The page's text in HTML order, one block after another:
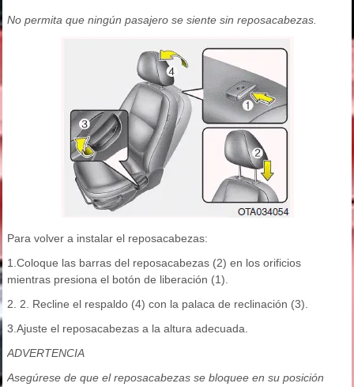
No permita que ningún pasajero se siente sin reposacabezas.
Para volver a instalar el reposacabezas:
1.Coloque las barras del reposacabezas (2) en los orificios
mientras presiona el botón de liberación (1).
2. 2. Recline el respaldo (4) con la palaca de reclinación (3).
3.Ajuste el reposacabezas a la altura adecuada.
ADVERTENCIA
Asegúrese de que el reposacabezas se bloquee en su posición